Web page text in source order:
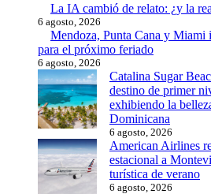
La IA cambió de relato: ¿y la
6 agosto, 2026
Mendoza, Punta Cana y Miami
para el próximo feriado
6 agosto, 2026
Catalina Sugar
destino de primer
exhibiendo la
Dominicana
6 agosto, 2026
American Airlines
estacional a
turística de verano
6 agosto, 2026